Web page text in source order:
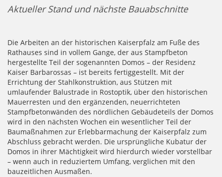
Aktueller Stand und nächste Bauabschnitte
Die Arbeiten an der historischen Kaiserpfalz am Fuße des
Rathauses sind in vollem Gange, der aus Stampfbeton
hergestellte Teil der sogenannten Domos – der Residenz
Kaiser Barbarossas – ist bereits fertiggestellt. Mit der
Errichtung der Stahlkonstruktion, aus Stützen mit
umlaufender Balustrade in Rostoptik, über den historischen
Mauerresten und den ergänzenden, neuerrichteten
Stampfbetonwänden des nördlichen Gebäudeteils der Domos
wird in den nächsten Wochen ein wesentlicher Teil der
Baumaßnahmen zur Erlebbarmachung der Kaiserpfalz zum
Abschluss gebracht werden. Die ursprüngliche Kubatur der
Domos in ihrer Mächtigkeit wird hierdurch wieder vorstellbar
– wenn auch in reduziertem Umfang, verglichen mit den
bauzeitlichen Ausmaßen.